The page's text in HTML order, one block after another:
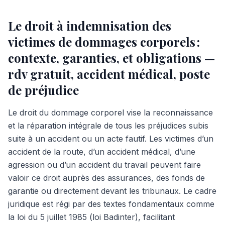
Le droit à indemnisation des
victimes de dommages corporels :
contexte, garanties, et obligations —
rdv gratuit, accident médical, poste
de préjudice
Le droit du dommage corporel vise la reconnaissance
et la réparation intégrale de tous les préjudices subis
suite à un accident ou un acte fautif. Les victimes d’un
accident de la route, d’un accident médical, d’une
agression ou d’un accident du travail peuvent faire
valoir ce droit auprès des assurances, des fonds de
garantie ou directement devant les tribunaux. Le cadre
juridique est régi par des textes fondamentaux comme
la loi du 5 juillet 1985 (loi Badinter), facilitant